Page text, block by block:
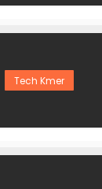
Tech Kmer